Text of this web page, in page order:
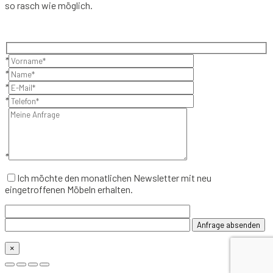
so rasch wie möglich.
*
*
*
*
*
Ich möchte den monatlichen Newsletter mit neu
eingetroffenen Möbeln erhalten.
×